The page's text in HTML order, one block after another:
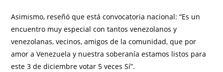
Asimismo, reseñó que está convocatoria nacional: “Es un
encuentro muy especial con tantos venezolanos y
venezolanas, vecinos, amigos de la comunidad, que por
amor a Venezuela y nuestra soberanía estamos listos para
este 3 de diciembre votar 5 veces Sí”.